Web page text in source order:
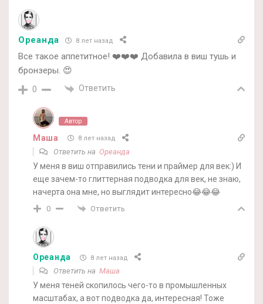
Ореанда 8 лет назад
Все такое аппетитное! ❤️❤️❤️ Добавила в виш тушь и
бронзеры. 😍
0 Ответить
Автор
Маша 8 лет назад
Ответить на Ореанда
У меня в виш отправились тени и праймер для век:) И
еще зачем-то глиттерная подводка для век, не знаю,
начерта она мне, но выглядит интересно😂😂😂
0 Ответить
Ореанда 8 лет назад
Ответить на Маша
У меня теней скопилось чего-то в промышленных
масштабах, а вот подводка да, интересная! Тоже